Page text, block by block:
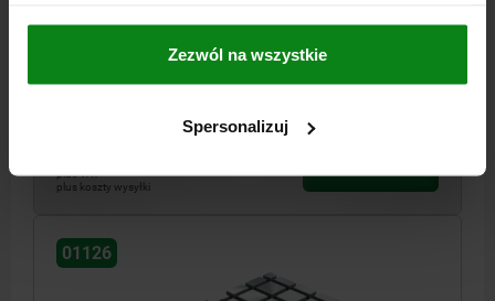
Zezwól na wszystkie
Spersonalizuj
plus VAT
plus koszty wysyłki
01126